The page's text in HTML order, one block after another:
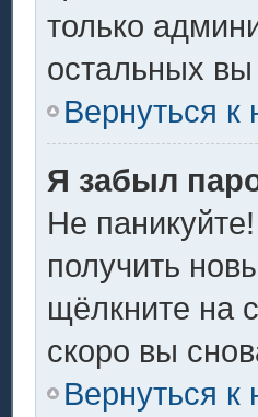
только
остальных
Вернуться к
Я забыл
Не
получить
щёлкните на
скоро вы
Вернуться к